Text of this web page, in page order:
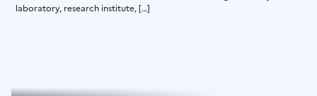
laboratory, research institute, […]